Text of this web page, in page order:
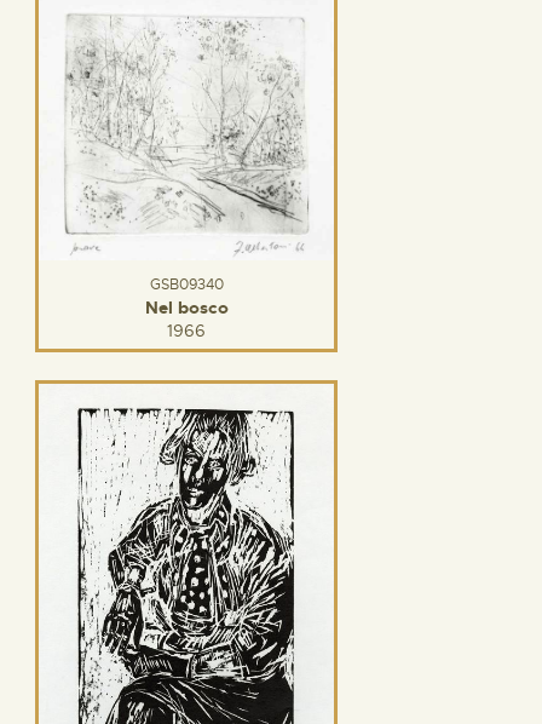
GSB09340
Nel bosco
1966